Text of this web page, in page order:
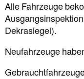
Alle Fahrzeuge
Dekrasiegel).
Neufahrzeuge